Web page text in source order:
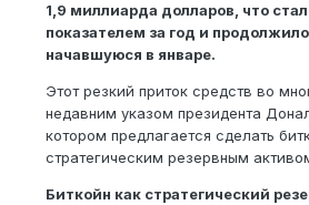
1,9 миллиарда долларов, что
показателем за год и
начавшуюся в январе.
Этот резкий приток средств во
недавним указом президента
котором предлагается сделать
стратегическим резервным
Биткойн как стратегический